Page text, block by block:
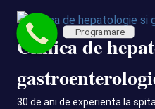
Skip
content
Clinica de
30 de ani de experienta la
Programare